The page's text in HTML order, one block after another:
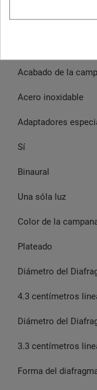
Especificaciones
Acabado de la
Acero inoxidable
Adaptadores
Sí
Binaural
Una sóla luz
Color de la
Plateado
Diámetro del
4.3 centímetros
Diámetro del
3.3 centímetros
Forma del